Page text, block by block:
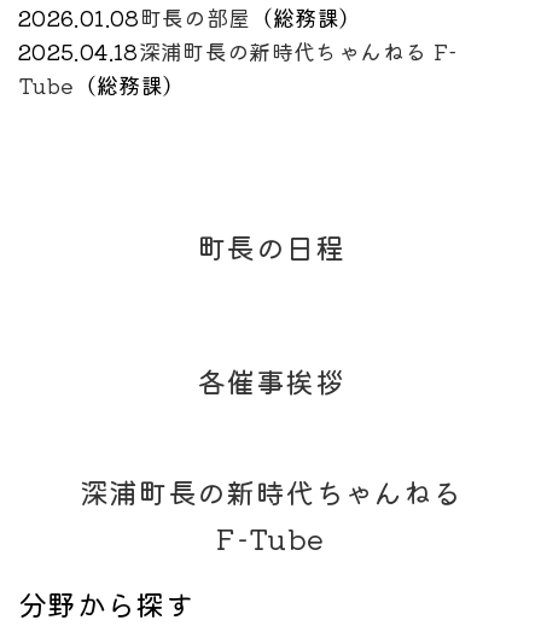
2026.01.08町長の部屋 （総務課）
2025.04.18深浦町長の新時代ちゃんねる F-
Tube （総務課）
町長の日程
各催事挨拶
深浦町長の新時代ちゃんねる
F-Tube
分野から探す